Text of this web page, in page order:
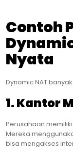
Contoh
Nyata
Dynamic NAT
1. Kantor
Perusahaan
Mereka
bisa mengakses